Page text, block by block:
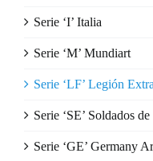
Serie ‘I’ Italia
Serie ‘M’ Mundiart
Serie ‘LF’ Legión
Serie ‘SE’ Soldados de
Serie ‘GE’ Germany